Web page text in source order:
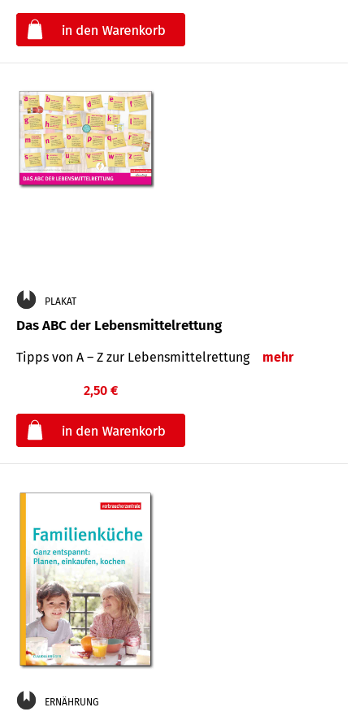
PLAKAT
Das ABC der Lebensmittelrettung
Tipps von A – Z zur Lebensmittelrettung mehr
2,50 €
ERNÄHRUNG